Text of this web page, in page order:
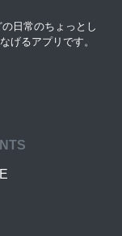
日常のちょっとし
げるアプリです。